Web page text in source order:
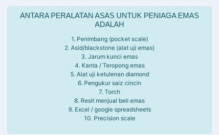
ANTARA PERALATAN ASAS UNTUK PENIAGA EMAS
ADALAH
1. Penimbang (pocket scale)
2. Asid/blackstone (alat uji emas)
3. Jarum kunci emas
4. Kanta / Teropong emas
5. Alat uji ketulenan diamond
6. Pengukur saiz cincin
7. Torch
8. Resit menjual beli emas
9. Excel / google spreadsheets
10. Precision scale